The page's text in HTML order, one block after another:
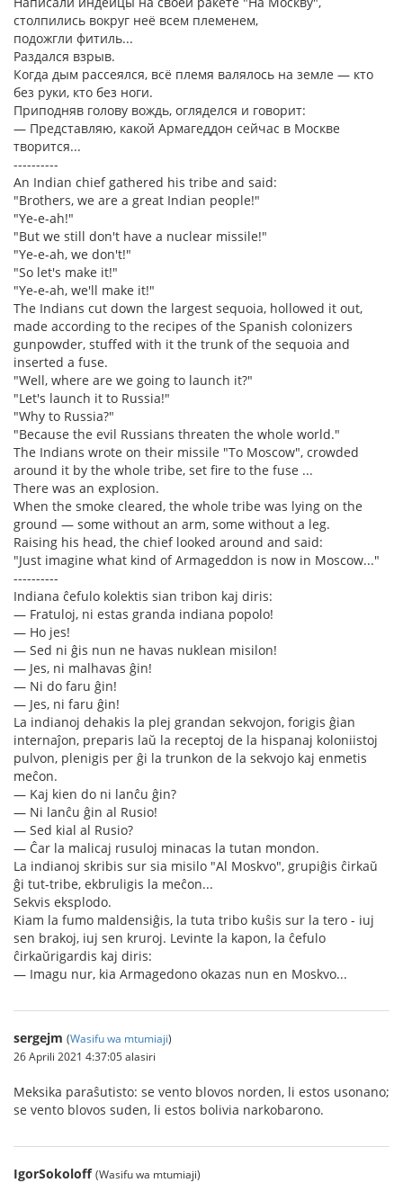
столпились вокруг неё всем племенем,
подожгли фитиль...
Раздался взрыв.
Когда дым рассеялся, всё племя валялось на земле — кто
без руки, кто без ноги.
Приподняв голову вождь, огляделся и говорит:
— Представляю, какой Армагеддон сейчас в Москве
творится...
----------
An Indian chief gathered his tribe and said:
"Brothers, we are a great Indian people!"
"Ye-e-ah!"
"But we still don't have a nuclear missile!"
"Ye-e-ah, we don't!"
"So let's make it!"
"Ye-e-ah, we'll make it!"
The Indians cut down the largest sequoia, hollowed it out,
made according to the recipes of the Spanish colonizers
gunpowder, stuffed with it the trunk of the sequoia and
inserted a fuse.
"Well, where are we going to launch it?"
"Let's launch it to Russia!"
"Why to Russia?"
"Because the evil Russians threaten the whole world."
The Indians wrote on their missile "To Moscow", crowded
around it by the whole tribe, set fire to the fuse ...
There was an explosion.
When the smoke cleared, the whole tribe was lying on the
ground — some without an arm, some without a leg.
Raising his head, the chief looked around and said:
"Just imagine what kind of Armageddon is now in Moscow..."
----------
Indiana ĉefulo kolektis sian tribon kaj diris:
— Fratuloj, ni estas granda indiana popolo!
— Ho jes!
— Sed ni ĝis nun ne havas nuklean misilon!
— Jes, ni malhavas ĝin!
— Ni do faru ĝin!
— Jes, ni faru ĝin!
La indianoj dehakis la plej grandan sekvojon, forigis ĝian
internaĵon, preparis laŭ la receptoj de la hispanaj koloniistoj
pulvon, plenigis per ĝi la trunkon de la sekvojo kaj enmetis
meĉon.
— Kaj kien do ni lanĉu ĝin?
— Ni lanĉu ĝin al Rusio!
— Sed kial al Rusio?
— Ĉar la malicaj rusuloj minacas la tutan mondon.
La indianoj skribis sur sia misilo "Al Moskvo", grupiĝis ĉirkaŭ
ĝi tut-tribe, ekbruligis la meĉon...
Sekvis eksplodo.
Kiam la fumo maldensiĝis, la tuta tribo kuŝis sur la tero - iuj
sen brakoj, iuj sen kruroj. Levinte la kapon, la ĉefulo
ĉirkaŭrigardis kaj diris:
— Imagu nur, kia Armagedono okazas nun en Moskvo...
sergejm (Wasifu wa mtumiaji)
26 Aprili 2021 4:37:05 alasiri
Meksika paraŝutisto: se vento blovos norden, li estos usonano;
se vento blovos suden, li estos bolivia narkobarono.
IgorSokoloff (Wasifu wa mtumiaji)